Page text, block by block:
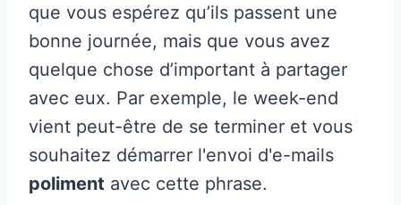
que vous espérez qu’ils passent une
bonne journée, mais que vous avez
quelque chose d’important à partager
avec eux. Par exemple, le week-end
vient peut-être de se terminer et vous
souhaitez démarrer l'envoi d'e-mails
poliment avec cette phrase.